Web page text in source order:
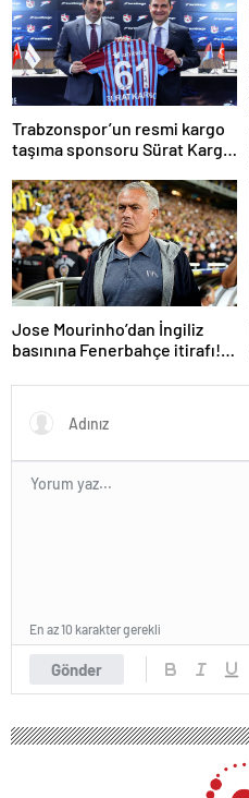
Trabzonspor’un resmi kargo
taşıma sponsoru Sürat Kargo
Jose Mourinho’dan İngiliz
basınına Fenerbahçe itirafı!
Gönder
En az 10 karakter gerekli